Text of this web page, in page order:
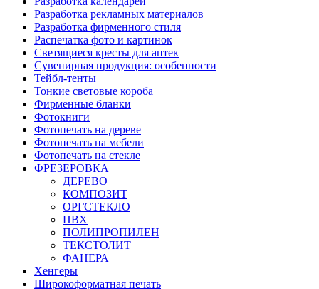
Разработка рекламных материалов
Разработка фирменного стиля
Распечатка фото и картинок
Светящиеся кресты для аптек
Сувенирная продукция: особенности
Тейбл-тенты
Тонкие световые короба
Фирменные бланки
Фотокниги
Фотопечать на дереве
Фотопечать на мебели
Фотопечать на стекле
ФРЕЗЕРОВКА
ДЕРЕВО
КОМПОЗИТ
ОРГСТЕКЛО
ПВХ
ПОЛИПРОПИЛЕН
ТЕКСТОЛИТ
ФАНЕРА
Хенгеры
Широкоформатная печать